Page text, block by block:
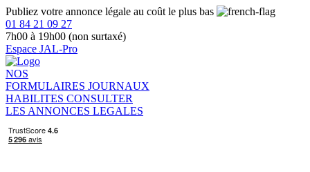
Publiez votre annonce légale au coût le plus bas
01 84 21 09 27
7h00 à 19h00 (non surtaxé)
Espace JAL-Pro
NOS
FORMULAIRES JOURNAUX
HABILITES CONSULTER
LES ANNONCES LEGALES